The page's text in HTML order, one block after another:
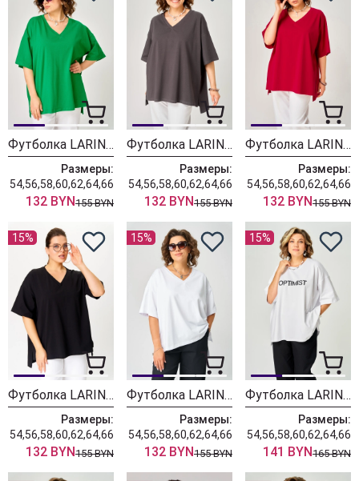
Футболка LARINI 090 зеленый
Размеры:
54,56,58,60,62,64,66
132 BYN155 BYN
Футболка LARINI 090 графит
Размеры:
54,56,58,60,62,64,66
132 BYN155 BYN
Футболка LARINI 090 красный
Размеры:
54,56,58,60,62,64,66
132 BYN155 BYN
15%
Футболка LARINI 090 черный
Размеры:
54,56,58,60,62,64,66
132 BYN155 BYN
15%
Футболка LARINI 090 белый
Размеры:
54,56,58,60,62,64,66
132 BYN155 BYN
15%
Футболка LARINI 086 белый optimist
Размеры:
54,56,58,60,62,64,66
141 BYN165 BYN